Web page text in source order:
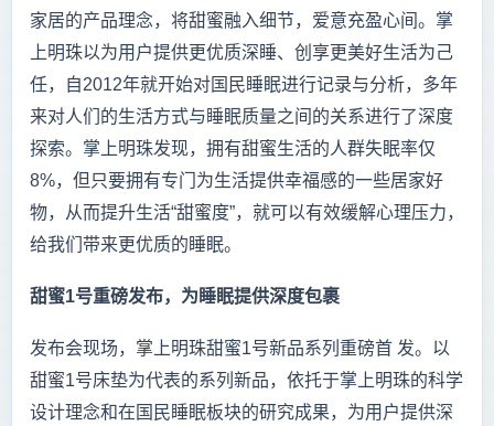
家居的产品理念，将甜蜜融入细节，爱意充盈心间。掌
上明珠以为用户提供更优质深睡、创享更美好生活为己
任，自2012年就开始对国民睡眠进行记录与分析，多年
来对人们的生活方式与睡眠质量之间的关系进行了深度
探索。掌上明珠发现，拥有甜蜜生活的人群失眠率仅
8%，但只要拥有专门为生活提供幸福感的一些居家好
物，从而提升生活“甜蜜度”，就可以有效缓解心理压力，
给我们带来更优质的睡眠。
甜蜜1号重磅发布，为睡眠提供深度包裹
发布会现场，掌上明珠甜蜜1号新品系列重磅首 发。以
甜蜜1号床垫为代表的系列新品，依托于掌上明珠的科学
设计理念和在国民睡眠板块的研究成果，为用户提供深